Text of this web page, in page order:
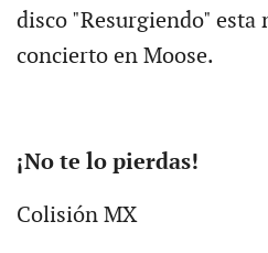
disco "Resurgiendo" esta
concierto en Moose.
¡No te lo pierdas!
Colisión MX